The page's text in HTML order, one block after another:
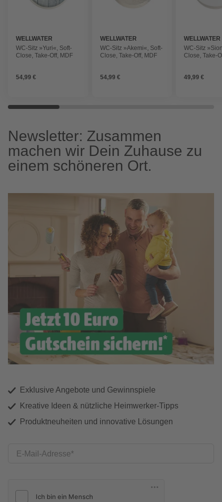
WELLWATER
WC-Sitz »Yuri«, Soft-
Close, Take-Off, MDF
54,99 €
WELLWATER
WC-Sitz »Akemi«, Soft-
Close, Take-Off, MDF
54,99 €
WELLWATER
WC-Sitz
Close, Take-
49,99 €
Newsletter: Zusammen
machen wir Dein Zuhause zu
einem schöneren Ort.
Exklusive Angebote und Gewinnspiele
Kreative Ideen & nützliche Heimwerker-Tipps
Produktneuheiten und innovative Lösungen
E-Mail-Adresse